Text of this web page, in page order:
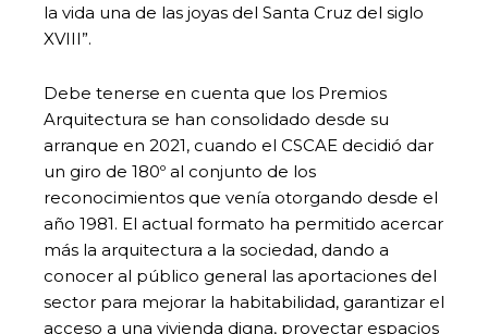
la vida una de las joyas del Santa Cruz del siglo
XVIII”.
Debe tenerse en cuenta que los Premios
Arquitectura se han consolidado desde su
arranque en 2021, cuando el CSCAE decidió dar
un giro de 180º al conjunto de los
reconocimientos que venía otorgando desde el
año 1981. El actual formato ha permitido acercar
más la arquitectura a la sociedad, dando a
conocer al público general las aportaciones del
sector para mejorar la habitabilidad, garantizar el
acceso a una vivienda digna, proyectar espacios